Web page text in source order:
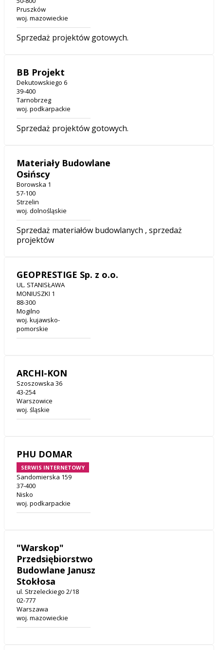
Pruszków
woj. mazowieckie
Sprzedaż projektów gotowych.
BB Projekt
Dekutowskiego 6
39-400
Tarnobrzeg
woj. podkarpackie
Sprzedaż projektów gotowych.
Materiały Budowlane
Osińscy
Borowska 1
57-100
Strzelin
woj. dolnośląskie
Sprzedaż materiałów budowlanych , sprzedaż
projektów
GEOPRESTIGE Sp. z o.o.
UL. STANISŁAWA
MONIUSZKI 1
88-300
Mogilno
woj. kujawsko-
pomorskie
ARCHI-KON
Szoszowska 36
43-254
Warszowice
woj. śląskie
PHU DOMAR
SERWIS INTERNETOWY
Sandomierska 159
37-400
Nisko
woj. podkarpackie
"Warskop"
Przedsiębiorstwo
Budowlane Janusz
Stokłosa
ul. Strzeleckiego 2/18
02-777
Warszawa
woj. mazowieckie